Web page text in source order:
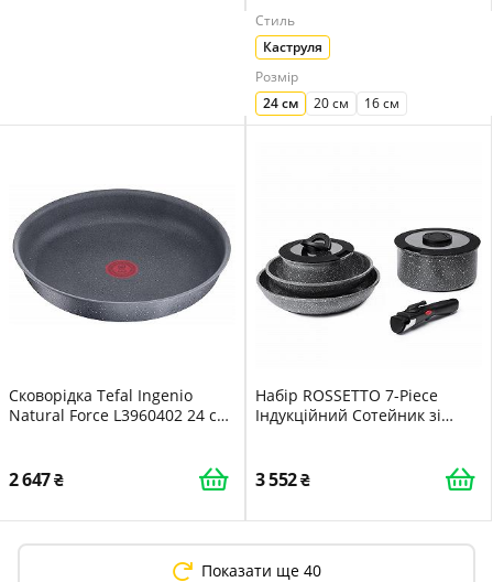
Стиль
Каструля
Розмір
24 см
20 см 16 см
Сковорідка Tefal Ingenio
Natural Force L3960402 24 см
2 647
Набір ROSSETTO 7-Piece
Індукційний Сотейник зі
Покриттям, Складаний Набір
3 552
Показати ще 40